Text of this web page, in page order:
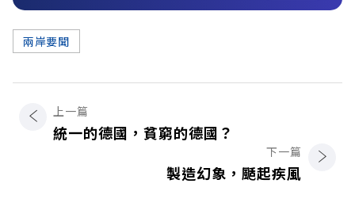
兩岸要聞
上一篇
統一的德國，貧窮的德國？
下一篇
製造幻象，颳起疾風